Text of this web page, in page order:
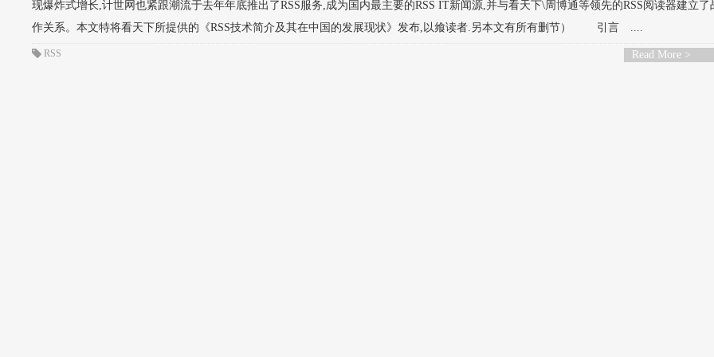
现爆炸式增长,计世网也紧跟潮流于去年年底推出了RSS服务,成为国内最主要的RSS IT新闻源,并与看天下\周博通等领先的RSS阅读器建立了
作关系。本文特将看天下所提供的《RSS技术简介及其在中国的发展现状》发布,以飨读者.另本文有所有删节） 引言 ....
Read More >
RSS